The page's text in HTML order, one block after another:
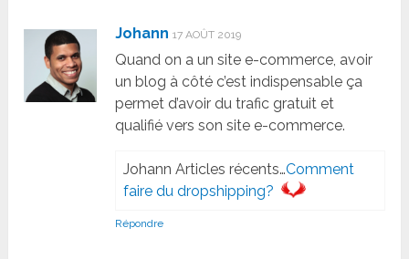
Johann 17 AOÛT 2019
Quand on a un site e-commerce, avoir
un blog à côté c’est indispensable ça
permet d’avoir du trafic gratuit et
qualifié vers son site e-commerce.
Johann Articles récents…Comment
faire du dropshipping?
Répondre